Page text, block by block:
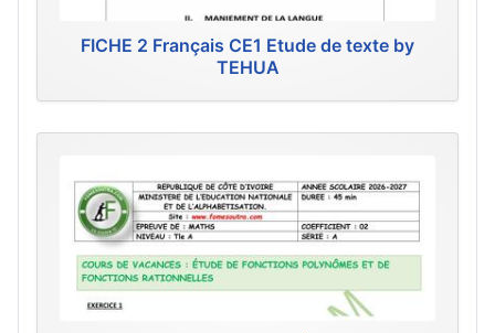
FICHE 2 Français CE1 Etude de texte by
TEHUA